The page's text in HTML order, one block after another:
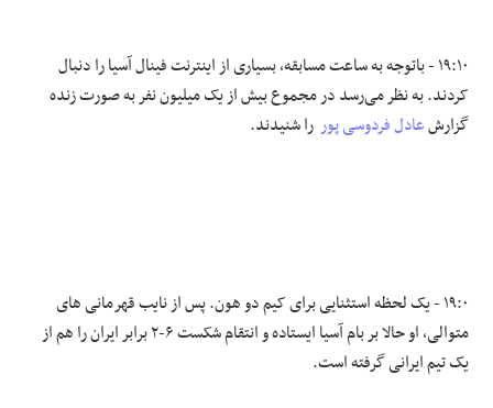
۱۹:۱۰ - باتوجه به ساعت مسابقه، بسیاری از اینترنت فینال آسیا را دنبال
کردند. به نظر می‌رسد در مجموع بیش از یک میلیون نفر به صورت زنده
گزارشعادل فردوسی پور را شنیدند.
۱۹:۰ - یک لحظه استثنایی برای کیم دو هون. پس از نایب قهرمانی های
متوالی، او حالا بر بام آسیا ایستاده و انتقام شکست ۶-۲ برابر ایران را هم از
یک تیم ایرانی گرفته است.